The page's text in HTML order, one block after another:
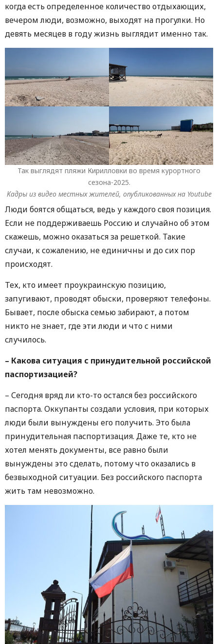
когда есть определенное количество отдыхающих,
вечером люди, возможно, выходят на прогулки. Но
девять месяцев в году жизнь выглядит именно так.
Так выглядят пляжи Кирилловки во время курортного
сезона-2025.
Кадры из видео местных жителей, опубликованных на Youtube
Люди боятся общаться, ведь у каждого своя позиция.
Если не поддерживаешь Россию и случайно об этом
скажешь, можно оказаться за решеткой. Такие
случаи, к сожалению, не единичны и до сих пор
происходят.
Тех, кто имеет проукраинскую позицию,
запугивают, проводят обыски, проверяют телефоны.
Бывает, после обыска семью забирают, а потом
никто не знает, где эти люди и что с ними
случилось.
– Какова ситуация с принудительной российской
паспортизацией?
– Сегодня вряд ли кто-то остался без российского
паспорта. Оккупанты создали условия, при которых
люди были вынуждены его получить. Это была
принудительная паспортизация. Даже те, кто не
хотел менять документы, все равно были
вынуждены это сделать, потому что оказались в
безвыходной ситуации. Без российского паспорта
жить там невозможно.